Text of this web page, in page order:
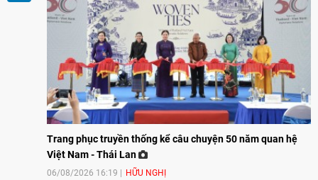
Trang phục truyền thống kể câu chuyện 50 năm quan hệ
Việt Nam - Thái Lan
06/08/2026 16:19 HỮU NGHỊ